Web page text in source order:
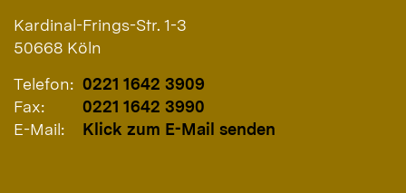
Kardinal-Frings-Str. 1-3
50668 Köln
Telefon: 0221 1642 3909
Fax:
0221 1642 3990
E-Mail:
Klick zum E-Mail senden